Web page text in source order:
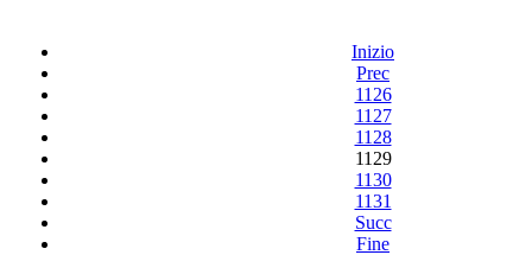
Inizio
Prec
1126
1127
1128
1129
1130
1131
Succ
Fine